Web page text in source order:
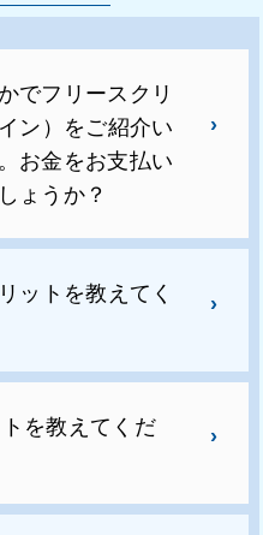
でフリースクリ
ン）をご紹介い
お金をお支払い
ょうか？
ットを教えてく
を教えてくだ